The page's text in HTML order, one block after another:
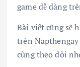
game dễ dàng
Bài viết cũng sẽ
trên
cùng theo dõi